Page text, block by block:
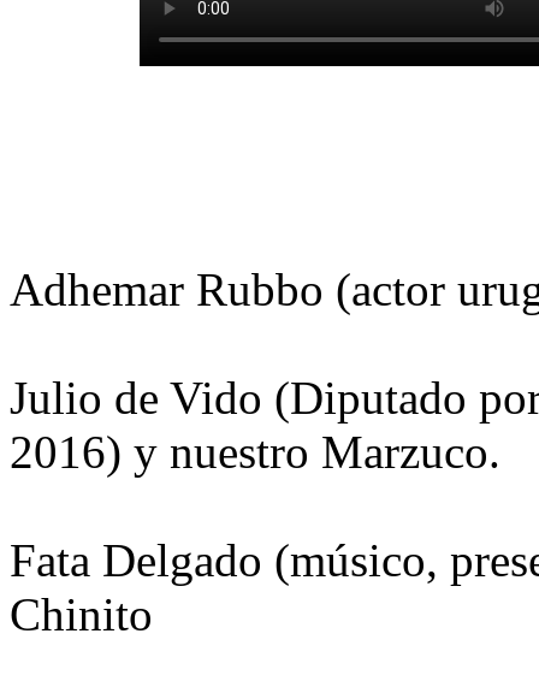
Adhemar Rubbo (actor
Julio de Vido (Diputado
2016) y nuestro Marzuco.
Fata Delgado (músico,
Chinito